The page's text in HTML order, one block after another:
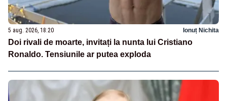
5 aug. 2026, 18:20 Ionuț Nichita
Doi rivali de moarte, invitați la nunta lui Cristiano
Ronaldo. Tensiunile ar putea exploda